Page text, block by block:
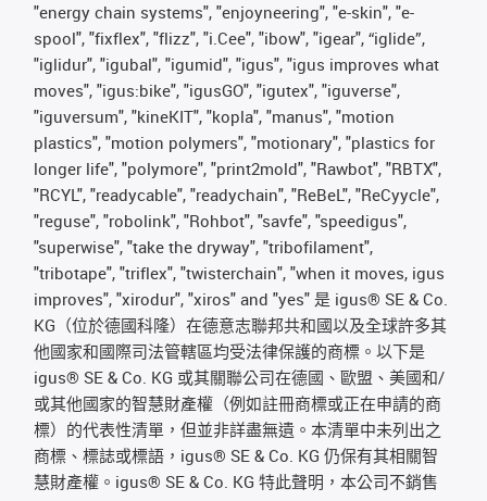
"energy chain systems", "enjoyneering", "e-skin", "e-
spool", "fixflex", "flizz", "i.Cee", "ibow", "igear", “iglide”,
"iglidur", "igubal", "igumid", "igus", "igus improves what
moves", "igus:bike", "igusGO", "igutex", "iguverse",
"iguversum", "kineKIT", "kopla", "manus", "motion
plastics", "motion polymers", "motionary", "plastics for
longer life", "polymore", "print2mold", "Rawbot", "RBTX",
"RCYL", "readycable", "readychain", "ReBeL", "ReCyycle",
"reguse", "robolink", "Rohbot", "savfe", "speedigus",
"superwise", "take the dryway", "tribofilament",
"tribotape", "triflex", "twisterchain", "when it moves, igus
improves", "xirodur", "xiros" and "yes" 是 igus® SE & Co.
KG（位於德國科隆）在德意志聯邦共和國以及全球許多其
他國家和國際司法管轄區均受法律保護的商標。以下是
igus® SE & Co. KG 或其關聯公司在德國、歐盟、美國和/
或其他國家的智慧財產權（例如註冊商標或正在申請的商
標）的代表性清單，但並非詳盡無遺。本清單中未列出之
商標、標誌或標語，igus® SE & Co. KG 仍保有其相關智
慧財產權。igus® SE & Co. KG 特此聲明，本公司不銷售